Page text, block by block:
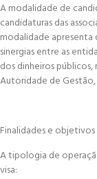
A modalidade de
candidaturas das
modalidade
sinergias entre as
dos dinheiros
Autoridade de Gestão,
Finalidades e objetivos
A tipologia de
visa: